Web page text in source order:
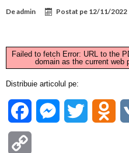
Deadmin Postat pe 12/11/2022
Failed to fetch Error: URL to the
domain as the current web
Distribuie articolul pe:
FacebookMessenger
Twitter